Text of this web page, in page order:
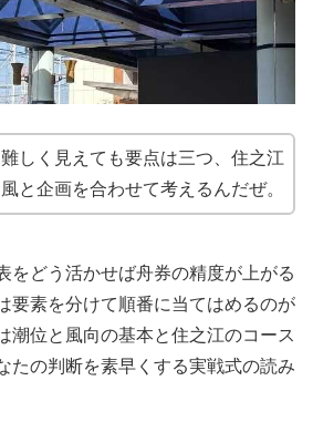
しく見えても要点は三つ、住之江
と企画を合わせて考えるんだぜ。
をどう活かせば舟券の精度が上がる
要素を分けて順番に当てはめるのが
潮位と風向の基本と住之江のコース
たの判断を素早くする実戦式の読み